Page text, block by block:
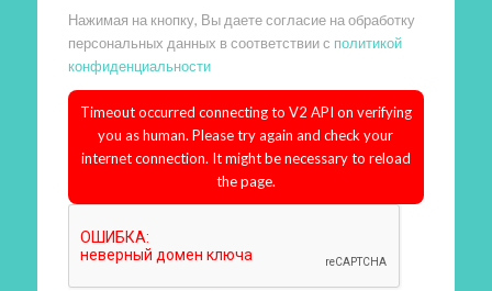
Нажимая на кнопку, Вы даете согласие на обработку
персональных данных в соответствии с политикой
конфиденциальности
Timeout occurred connecting to V2 API on verifying
you as human. Please try again and check your
internet connection. It might be necessary to reload
the page.